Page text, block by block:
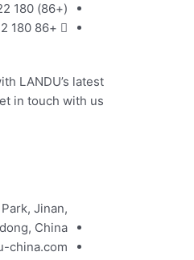
(+86) 180 4322 4403
+86 180 4322 4403
LANDU’s latest
in touch with us.
Jinan,
China
china.com